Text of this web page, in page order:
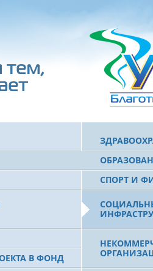
В ФОНД
СПОРТ И